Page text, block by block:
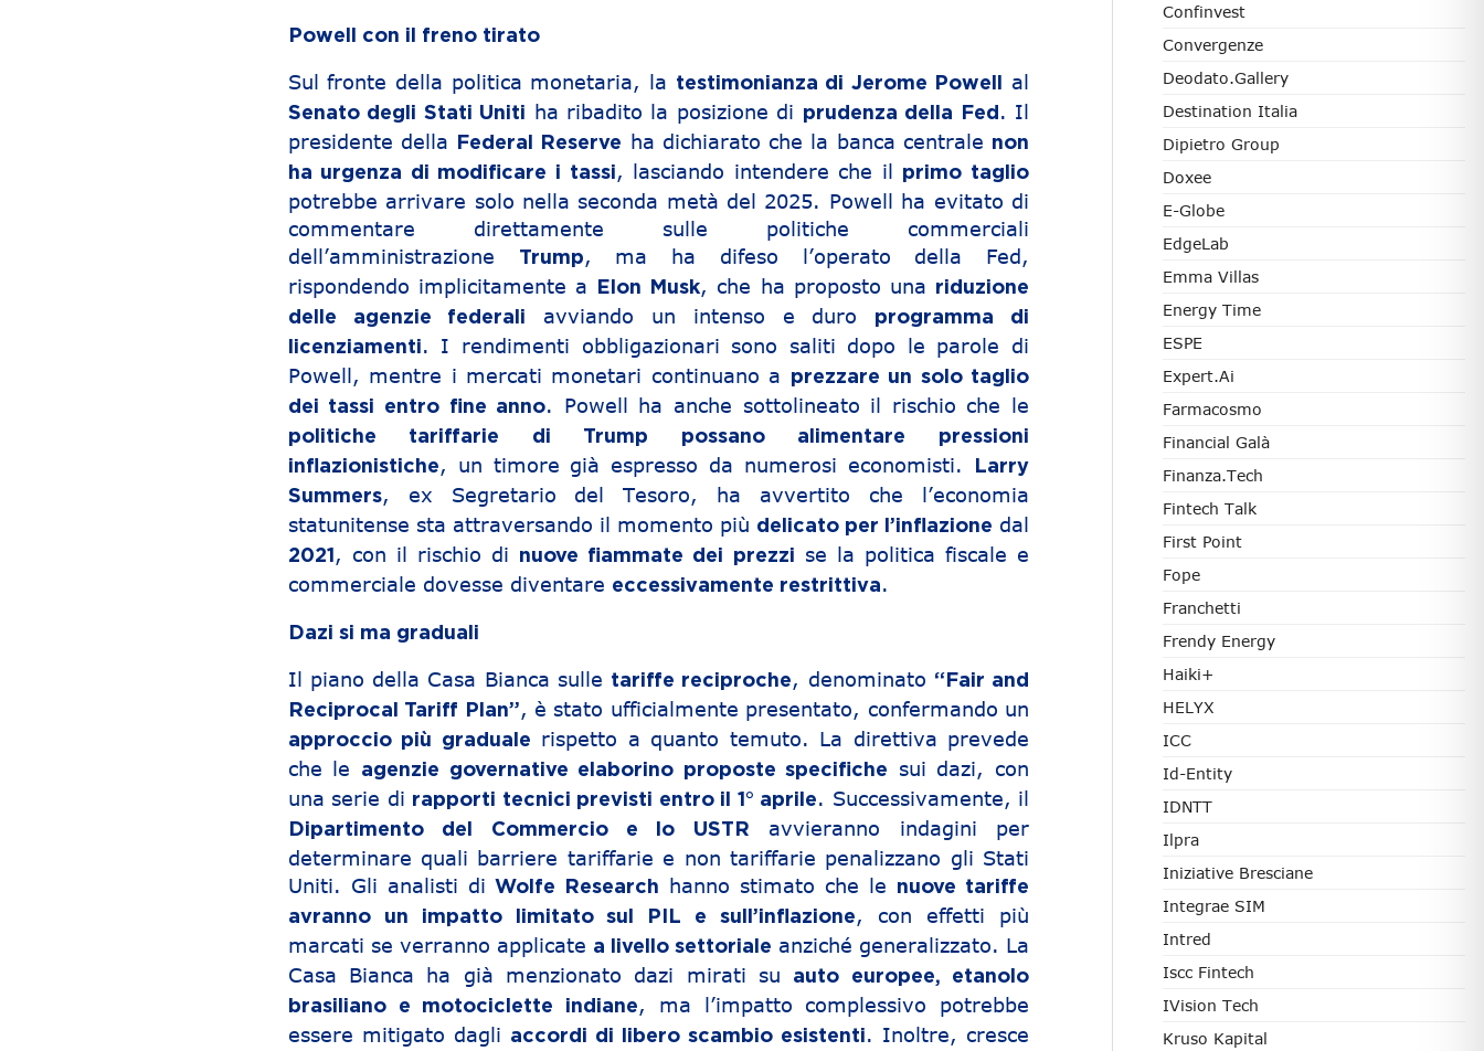
Powell con il freno tirato
Sul fronte della politica monetaria, la testimonianza di Jerome Powell al
Senato degli Stati Uniti ha ribadito la posizione di prudenza della Fed . Il
presidente della
Federal Reserve ha dichiarato che la banca centrale non
ha urgenza di modificare i tassi, lasciando intendere che il primo taglio
potrebbe arrivare solo nella seconda metà del 2025. Powell ha evitato di
commentare direttamente sulle politiche commerciali
dell’amministrazione
Trump, ma ha difeso l’operato della Fed,
rispondendo implicitamente a
Elon Musk, che ha proposto una riduzione
delle agenzie federali
avviando un intenso e duro
programma di
licenziamenti. I rendimenti obbligazionari sono saliti dopo le parole di
Powell, mentre i mercati monetari continuano a
prezzare un solo taglio
dei tassi entro fine anno. Powell ha anche sottolineato il rischio che le
politiche tariffarie di Trump possano alimentare pressioni
inflazionistiche, un timore già espresso da numerosi economisti.
Larry
Summers, ex Segretario del Tesoro, ha avvertito che l’economia
statunitense sta attraversando il momento più delicato per l’inflazione dal
2021 , con il rischio di nuove fiammate dei prezzi
se la politica fiscale e
commerciale dovesse diventare eccessivamente restrittiva.
Dazi si ma graduali
Il piano della Casa Bianca sulle tariffe reciproche, denominato “Fair and
Reciprocal Tariff Plan”, è stato ufficialmente presentato, confermando un
approccio più graduale
rispetto a quanto temuto. La direttiva prevede
che le
agenzie governative elaborino proposte specifiche
sui dazi, con
una serie di rapporti tecnici previsti entro il 1° aprile. Successivamente, il
Dipartimento del Commercio e lo USTR
avvieranno indagini per
determinare quali barriere tariffarie e non tariffarie penalizzano gli Stati
Uniti. Gli analisti diWolfe Research hanno stimato che le
nuove tariffe
avranno un impatto limitato sul PIL e sull’inflazione, con effetti più
marcati se verranno applicate a livello settoriale anziché generalizzato. La
Casa Bianca ha già menzionato dazi mirati su
auto europee, etanolo
brasiliano e motociclette indiane, ma l’impatto complessivo potrebbe
essere mitigato dagli accordi di libero scambio esistenti. Inoltre, cresce
Confinvest
Convergenze
Deodato.Gallery
Destination Italia
Dipietro Group
Doxee
E-Globe
EdgeLab
Emma Villas
Energy Time
ESPE
Expert.ai
Farmacosmo
Financial Galà
Finanza.tech
Fintech Talk
First Point
Fope
Franchetti
Frendy Energy
Haiki+
HELYX
ICC
Id-Entity
IDNTT
Ilpra
Iniziative Bresciane
Integrae SIM
Intred
Iscc Fintech
IVision Tech
Kruso Kapital